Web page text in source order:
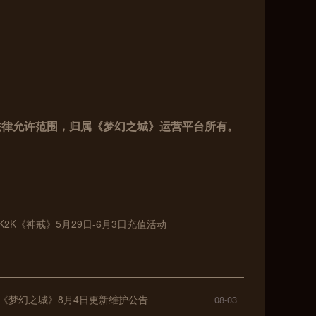
允许范围，归属《梦幻之城》运营平台所有。
《神戒》5月29日-6月3日充值活动
梦幻之城》8月4日更新维护公告 08-03